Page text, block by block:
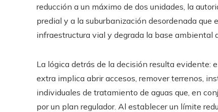
reducción a un máximo de dos unidades, la
predial y a la suburbanización desordenada
infraestructura vial y degrada la base ambiental
La lógica detrás de la decisión resulta
extra implica abrir accesos, remover terrenos,
individuales de tratamiento de aguas que, en
por un plan regulador. Al establecer un límite